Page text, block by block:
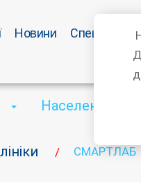
Новини
/ СМАРТЛАБ
Населений